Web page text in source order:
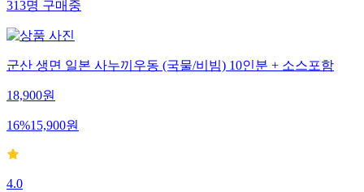
313명구매중
군산 생면 일본 사누끼우동 (국물/비빔) 10인분 + 소스포함
18,900원
16%15,900원
4.0